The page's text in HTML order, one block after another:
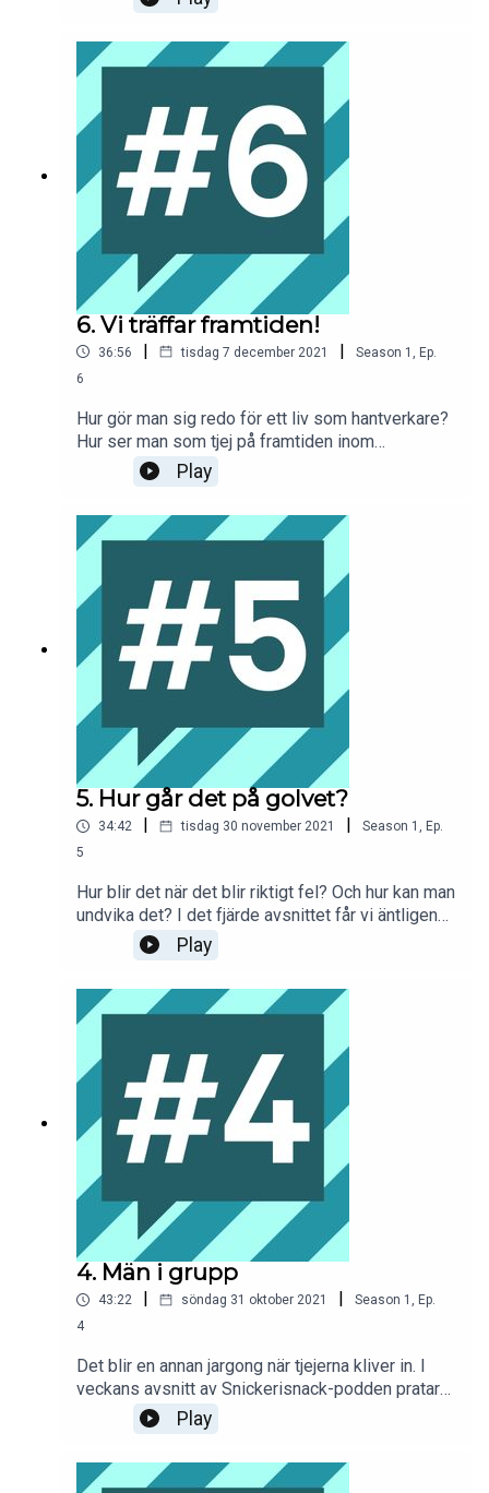
Edlund, vd på TL Bygg, och Hans Terland från
Midroc Electro. Som vanligt är Elaine Eksvärd
med och gör oss alla klokare.
6. Vi träffar framtiden!
36:56 | tisdag 7 december 2021 | Season 1 , Ep.
6
Hur gör man sig redo för ett liv som hantverkare?
Hur ser man som tjej på framtiden inom
byggbranschen? Och får man verkligen kolla
TikTok på praktiken? I säsongen sjätte avsnitt får
vi höra vad eleverna Ida och Edvin från
Bergstrands Gymnasium har att säga. Och så är
deras lärare Linda Nygren med och sprider
visdom. Det gör även den ständiga gästen Elaine
Eksvärd.
Play
5. Hur går det på golvet?
34:42 | tisdag 30 november 2021 | Season 1 , Ep.
5
Hur blir det när det blir riktigt fel? Och hur kan man
undvika det? I det fjärde avsnittet får vi äntligen
träffa människorna som får saker att hända. Här
får mattläggaren Anna Andersson och
rörmontören Richard Larsson vädra fördomar om
den andres yrkesgrupp. Och såklart kommer
Elaine och hjälper oss bena ut vad som sades.
Play
4. Män i grupp
43:22 | söndag 31 oktober 2021 | Season 1 , Ep.
4
Det blir en annan jargong när tjejerna kliver in. I
veckans avsnitt av Snickerisnack-podden pratar
vi om attityder och hierarkier på våra
byggarbetsplatser. Gäster är Emmalena
Andersson och Johan Lindholm. Retorikexperten
Elaine Eksvärd tipsar som vanligt
Play